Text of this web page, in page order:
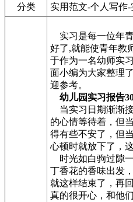
分类
实用范文-个人写作-
实习是每一位年
好了,就能使青年教
于作为一名幼师实
面小编为大家整理
迎参考。
幼儿园实习报告
当实习日期渐渐
的心情等待着，但
得有些不安了，但
心顿时就放下了，
时光如白驹过隙
丁香花的香味出发
就这样结束了，再
真的很开心，和他